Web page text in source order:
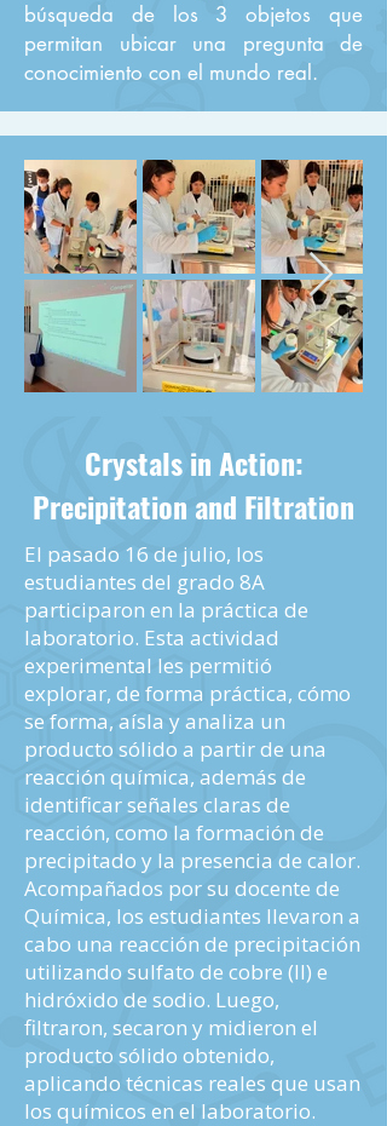
búsqueda de los 3 objetos que
permitan ubicar una pregunta de
conocimiento con el mundo real.
Crystals in Action:
Precipitation and Filtration
El pasado 16 de julio, los
estudiantes del grado 8A
participaron en la práctica de
laboratorio. Esta actividad
experimental les permitió
explorar, de forma práctica, cómo
se forma, aísla y analiza un
producto sólido a partir de una
reacción química, además de
identificar señales claras de
reacción, como la formación de
precipitado y la presencia de calor.
Acompañados por su docente de
Química, los estudiantes llevaron a
cabo una reacción de precipitación
utilizando sulfato de cobre (II) e
hidróxido de sodio. Luego,
filtraron, secaron y midieron el
producto sólido obtenido,
aplicando técnicas reales que usan
los químicos en el laboratorio.